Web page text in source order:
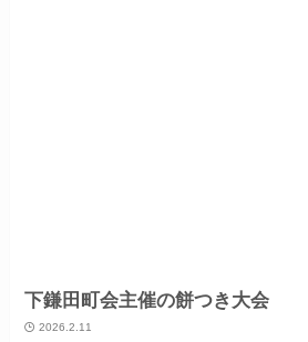
下鎌田町会主催の餅つき大会
2026.2.11